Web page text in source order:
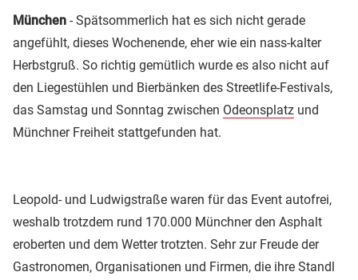
München - Spätsommerlich hat es sich nicht gerade
angefühlt, dieses Wochenende, eher wie ein nass-kalter
Herbstgruß. So richtig gemütlich wurde es also nicht auf
den Liegestühlen und Bierbänken des Streetlife-Festivals,
das Samstag und Sonntag zwischen Odeonsplatz und
Münchner Freiheit stattgefunden hat.
Leopold- und Ludwigstraße waren für das Event autofrei,
weshalb trotzdem rund 170.000 Münchner den Asphalt
eroberten und dem Wetter trotzten. Sehr zur Freude der
Gastronomen, Organisationen und Firmen, die ihre Standl